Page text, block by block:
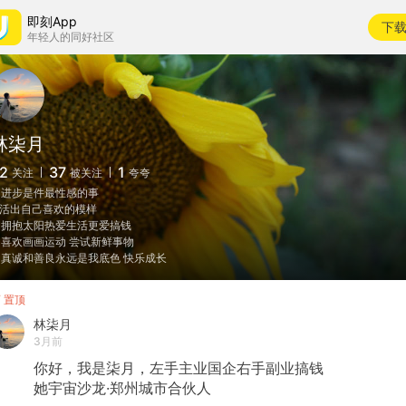
即刻App
年轻人的同好社区
下载
柒月
关注 37 被关注 1 夸夸
步是件最性感的事
出自己喜欢的模样
抱太阳热爱生活更爱搞钱
欢画画运动 尝试新鲜事物
诚和善良永远是我底色 快乐成长
置顶
林柒月
3月前
你好，我是柒月，左手主业国企右手副业搞钱
她宇宙沙龙·郑州城市合伙人